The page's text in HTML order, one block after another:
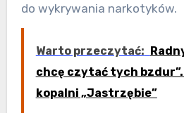
do wykrywania narkotyków.
Warto przeczytać:
chcę czytać tych bzdur”.
kopalni „Jastrzębie”